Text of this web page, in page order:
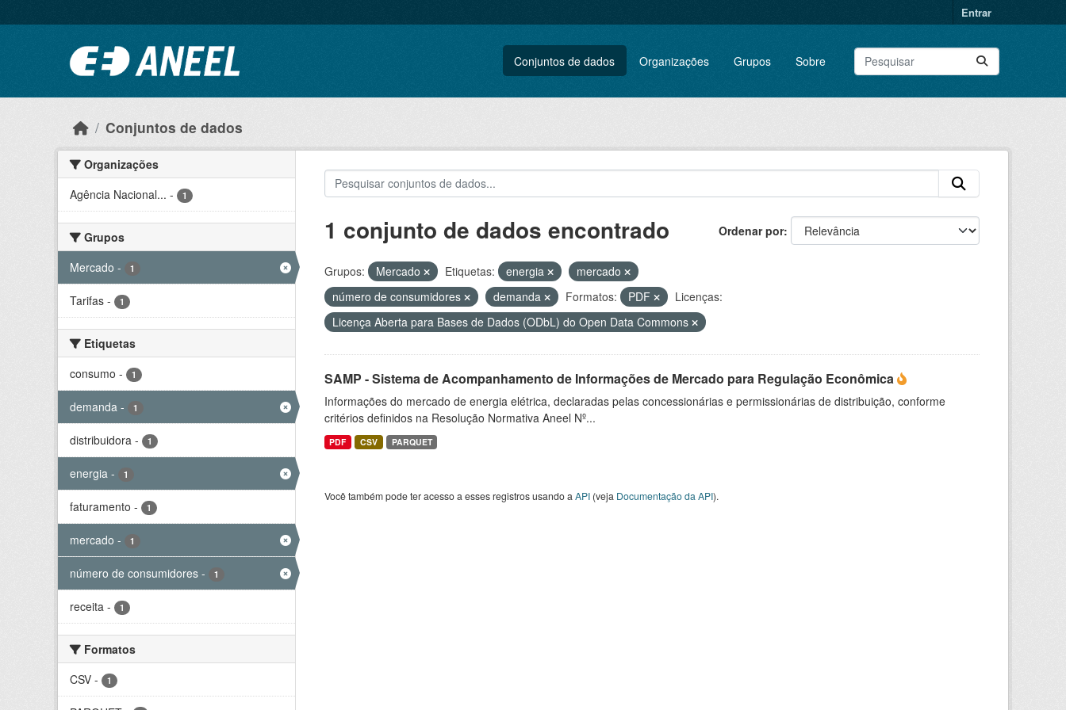
Entrar
Conjuntos de dados Organizações Grupos Sobre
Conjuntos de dados
Organizações
Agência Nacional... - 1
Grupos
Mercado - 1
Tarifas - 1
Etiquetas
consumo - 1
demanda - 1
distribuidora - 1
energia - 1
faturamento - 1
mercado - 1
número de consumidores - 1
receita - 1
Formatos
CSV - 1
Ordenar por
1 conjunto de dados encontrado
Grupos: Mercado Etiquetas: energia
mercado
número de consumidores
demanda Formatos: PDF
Licenças:
Licença Aberta para Bases de Dados (ODbL) do Open Data Commons
SAMP - Sistema de Acompanhamento de Informações de Mercado para Regulação Econômica
Informações do mercado de energia elétrica, declaradas pelas concessionárias e permissionárias de distribuição, conforme
critérios definidos na Resolução Normativa Aneel Nº...
PDF CSV PARQUET
Você também pode ter acesso a esses registros usando a API(veja Documentação da API).